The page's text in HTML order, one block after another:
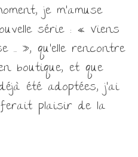
je m’amuse
série : « Viens
… », qu’elle rencontre
boutique, et que
été adoptées, j’ai
ferait plaisir de la